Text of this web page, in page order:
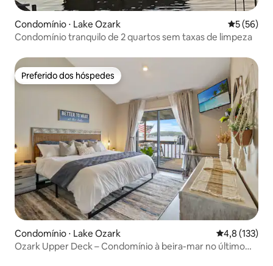
Condomínio ⋅ Lake Ozark 5 de uma
5 (56)
Condomínio tranquilo de 2 quartos sem taxas de limpeza
Preferido dos hóspedes
Preferido dos hóspedes
Condomínio ⋅ Lake Ozark 4,8 de uma
4,8 (133)
Ozark Upper Deck – Condomínio à beira-mar no último